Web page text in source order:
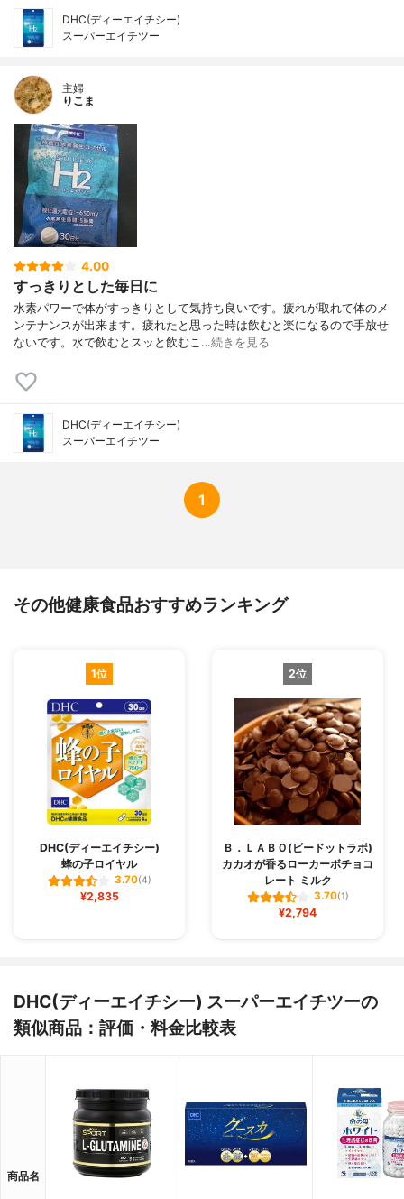
DHC(ディーエイチシー)
スーパーエイチツー
主婦
りこま
4.00
すっきりとした毎日に
水素パワーで体がすっきりとして気持ち良いです。疲れが取れて体のメ
ンテナンスが出来ます。疲れたと思った時は飲むと楽になるので手放せ
ないです。水で飲むとスッと飲むこ…続きを見る
DHC(ディーエイチシー)
スーパーエイチツー
1
その他健康食品おすすめランキング
1位
DHC(ディーエイチシー)
蜂の子ロイヤル
3.70(4)
¥2,835
2位
Ｂ．ＬＡＢＯ(ビードットラボ)
カカオが香るローカーボチョコ
レート ミルク
3.70(1)
¥2,794
DHC(ディーエイチシー) スーパーエイチツーの
類似商品：評価・料金比較表
商品名